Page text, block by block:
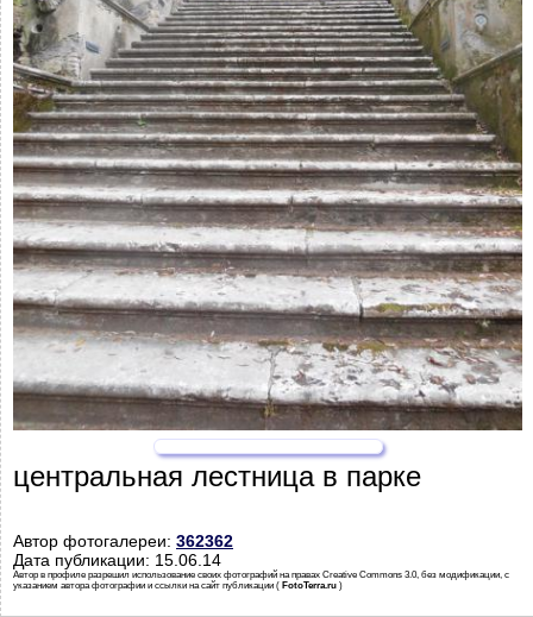
центральная лестница в парке
Автор фотогалереи: 362362
Дата публикации: 15.06.14
Автор в профиле разрешил использование своих фотографий на правах Creative Commons 3.0, без модификации, с
указанием автора фотографии и ссылки на сайт публикации ( FotoTerra.ru )